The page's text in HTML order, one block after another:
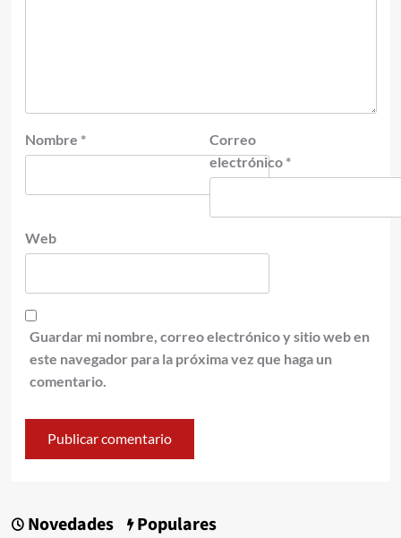
Nombre *
Correo
electrónico *
Web
Guardar mi nombre, correo electrónico y sitio web en
este navegador para la próxima vez que haga un
comentario.
Novedades Populares